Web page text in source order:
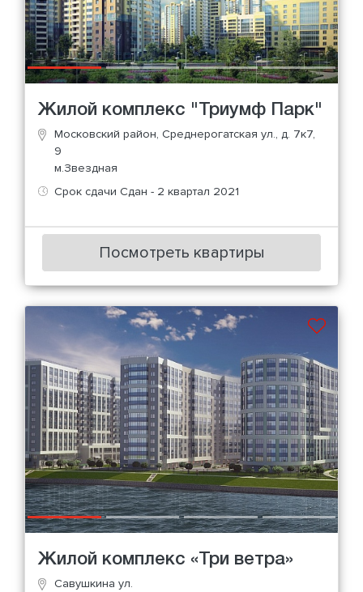
Жилой комплекс "Триумф Парк"
Московский район, Среднерогатская ул., д. 7к7,
9
м.Звездная
Срок сдачи Сдан - 2 квартал 2021
Посмотреть квартиры
Жилой комплекс «Три ветра»
Савушкина ул.